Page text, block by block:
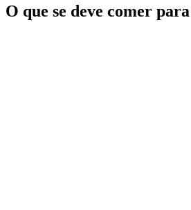
O que se deve comer